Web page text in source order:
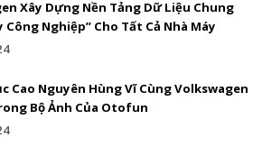
Xây Dựng Nền Tảng Dữ Liệu Chung
Công Nghiệp” Cho Tất Cả Nhà Máy
Cao Nguyên Hùng Vĩ Cùng Volkswagen
Bộ Ảnh Của Otofun